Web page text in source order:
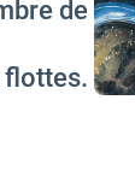
de
flottes.